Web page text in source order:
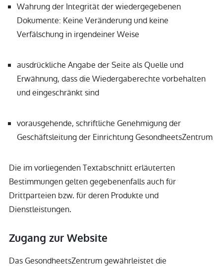
Wahrung der Integrität der wiedergegebenen
Dokumente: Keine Veränderung und keine
Verfälschung in irgendeiner Weise
ausdrückliche Angabe der Seite als Quelle und
Erwähnung, dass die Wiedergaberechte vorbehalten
und eingeschränkt sind
vorausgehende, schriftliche Genehmigung der
Geschäftsleitung der Einrichtung GesondheetsZentrum
Die im vorliegenden Textabschnitt erläuterten
Bestimmungen gelten gegebenenfalls auch für
Drittparteien bzw. für deren Produkte und
Dienstleistungen.
Zugang zur Website
Das GesondheetsZentrum gewährleistet die